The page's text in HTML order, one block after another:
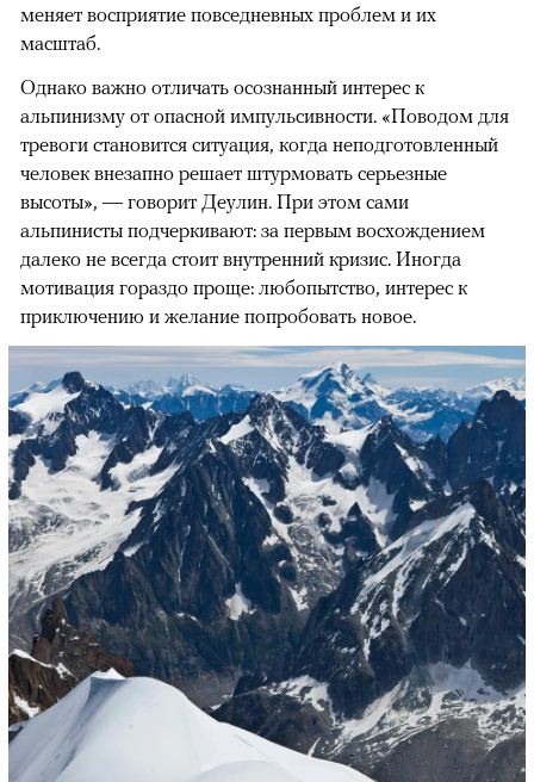
меняет восприятие повседневных проблем и их
масштаб.
Однако важно отличать осознанный интерес к
альпинизму от опасной импульсивности. «Поводом для
тревоги становится ситуация, когда неподготовленный
человек внезапно решает штурмовать серьезные
высоты», — говорит Деулин. При этом сами
альпинисты подчеркивают: за первым восхождением
далеко не всегда стоит внутренний кризис. Иногда
мотивация гораздо проще: любопытство, интерес к
приключению и желание попробовать новое.